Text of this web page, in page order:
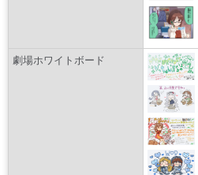
劇場ホワイトボード